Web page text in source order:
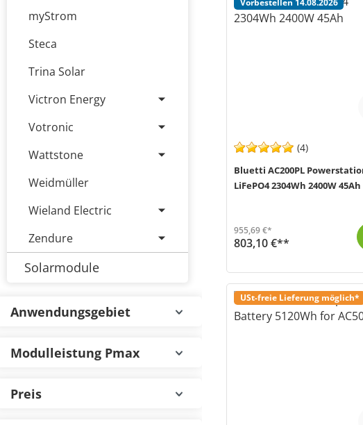
myStrom
Steca
Trina Solar
Victron Energy
Votronic
Wattstone
Weidmüller
Wieland Electric
Zendure
Solarmodule
Anwendungsgebiet
Modulleistung Pmax
Preis
Vorbestellen 14.08.2026
(4)
Bluetti AC200PL
LiFePO4 2304Wh 2400W 45Ah
955,69 €*
803,10 €**
USt-freie Lieferung möglich*